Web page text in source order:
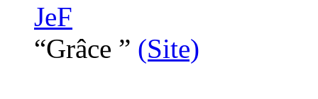
JeF
“Grâce ” (Site)